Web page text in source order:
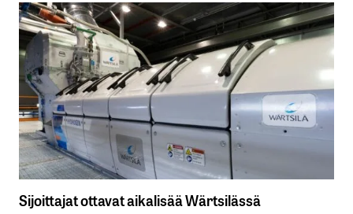
Sijoittajat ottavat aikalisää Wärtsilässä